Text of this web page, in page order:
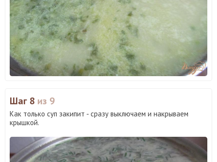
Шаг 8 из 9
Как только суп закипит - сразу выключаем и накрываем
крышкой.